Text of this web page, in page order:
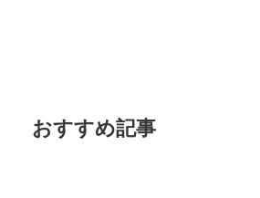
おすすめ記事